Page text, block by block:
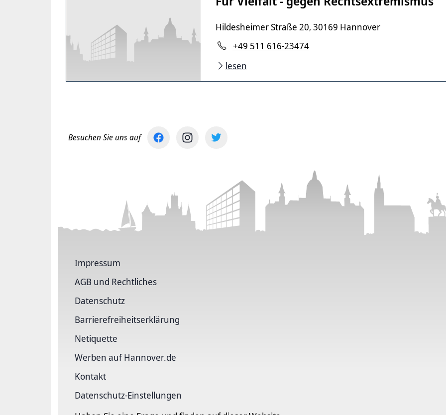
Hildesheimer Straße 20, 30169 Hannover
+49 511 616-23474
lesen
Besuchen Sie uns auf
Impressum
AGB und Rechtliches
Datenschutz
Barriere­freiheits­erklärung
Netiquette
Werben auf Hannover.de
Kontakt
Datenschutz-Einstellungen